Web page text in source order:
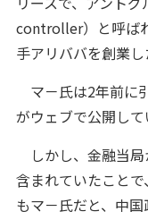
controller）と呼ば
手アリババを創業し
マ－氏は2年前に
がウェブで公開して
しかし、金融当局
含まれていたこと
もマ－氏だと、中国